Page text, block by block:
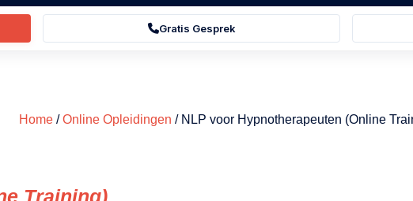
Gratis Gesprek
Home/Online Opleidingen / NLP voor Hypnotherapeuten (Online
Training)